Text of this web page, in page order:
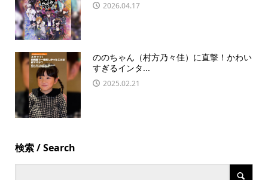
2026.04.17
ののちゃん（村方乃々佳）に直撃！かわい
すぎるインタ...
2025.02.21
検索 / Search